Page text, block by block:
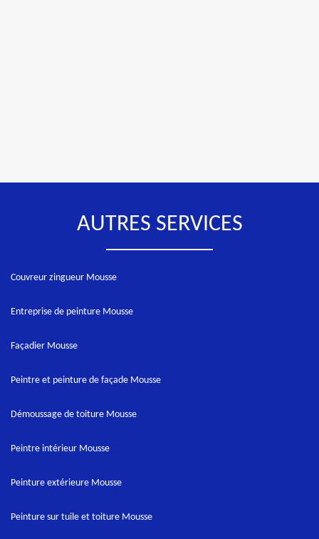
AUTRES SERVICES
Couvreur zingueur Mousse
Entreprise de peinture Mousse
Façadier Mousse
Peintre et peinture de façade Mousse
Démoussage de toiture Mousse
Peintre intérieur Mousse
Peinture extérieure Mousse
Peinture sur tuile et toiture Mousse